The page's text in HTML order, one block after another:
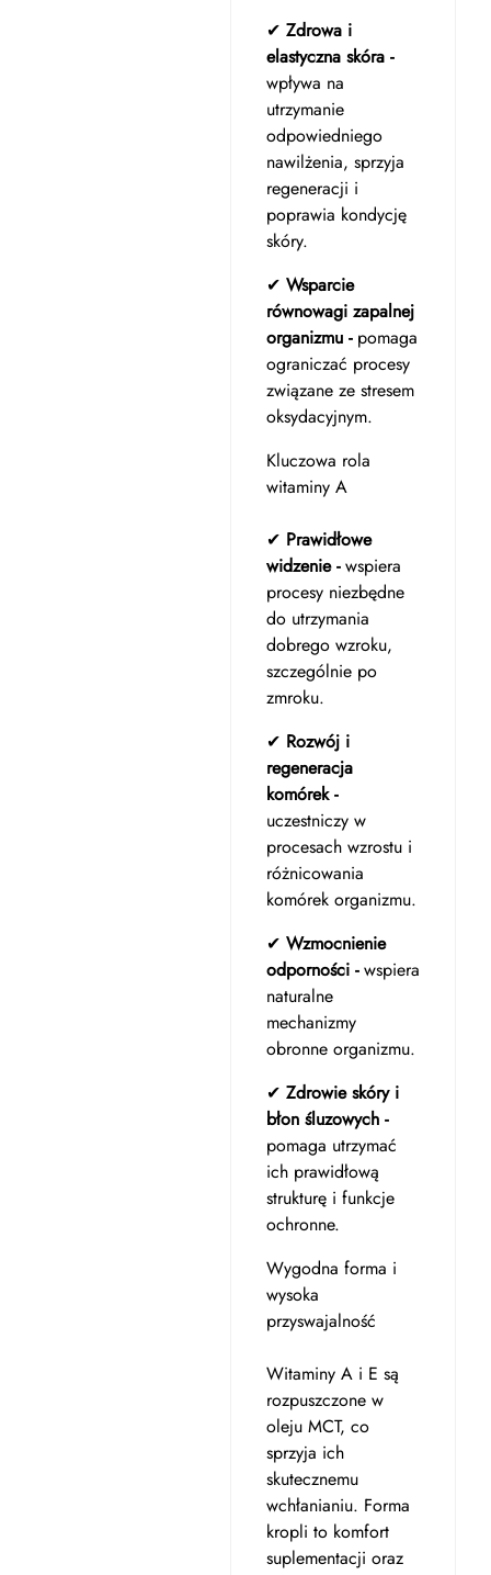
✔ Zdrowa i
elastyczna skóra -
wpływa na
utrzymanie
odpowiedniego
nawilżenia, sprzyja
regeneracji i
poprawia kondycję
skóry.
✔ Wsparcie
równowagi zapalnej
organizmu - pomaga
ograniczać procesy
związane ze stresem
oksydacyjnym.
Kluczowa rola
witaminy A
✔ Prawidłowe
widzenie -wspiera
procesy niezbędne
do utrzymania
dobrego wzroku,
szczególnie po
zmroku.
✔ Rozwój i
regeneracja
komórek -
uczestniczy w
procesach wzrostu i
różnicowania
komórek organizmu.
✔ Wzmocnienie
odporności -wspiera
naturalne
mechanizmy
obronne organizmu.
✔ Zdrowie skóry i
błon śluzowych -
pomaga utrzymać
ich prawidłową
strukturę i funkcje
ochronne.
Wygodna forma i
wysoka
przyswajalność
Witaminy A i E są
rozpuszczone w
oleju MCT, co
sprzyja ich
skutecznemu
wchłanianiu. Forma
kropli to komfort
suplementacji oraz